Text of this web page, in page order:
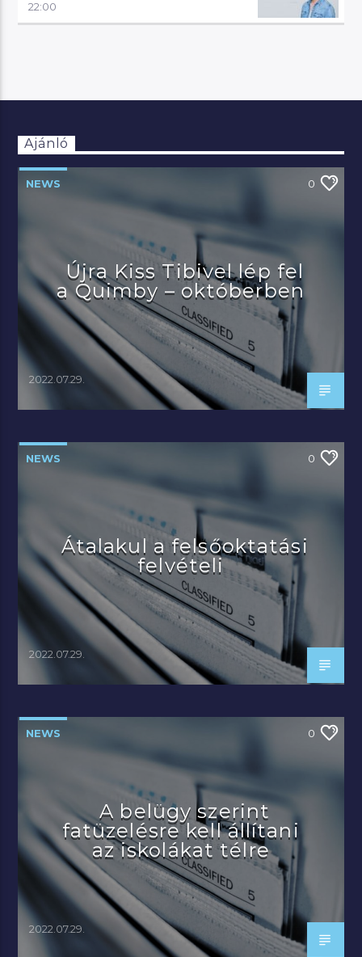
22:00
Ajánló
NEWS 0
Újra Kiss Tibivel lép fel
a Quimby – októberben
2022.07.29.
NEWS 0
Átalakul a felsőoktatási
felvételi
2022.07.29.
NEWS 0
A belügy szerint
fatüzelésre kell állítani
az iskolákat télre
2022.07.29.